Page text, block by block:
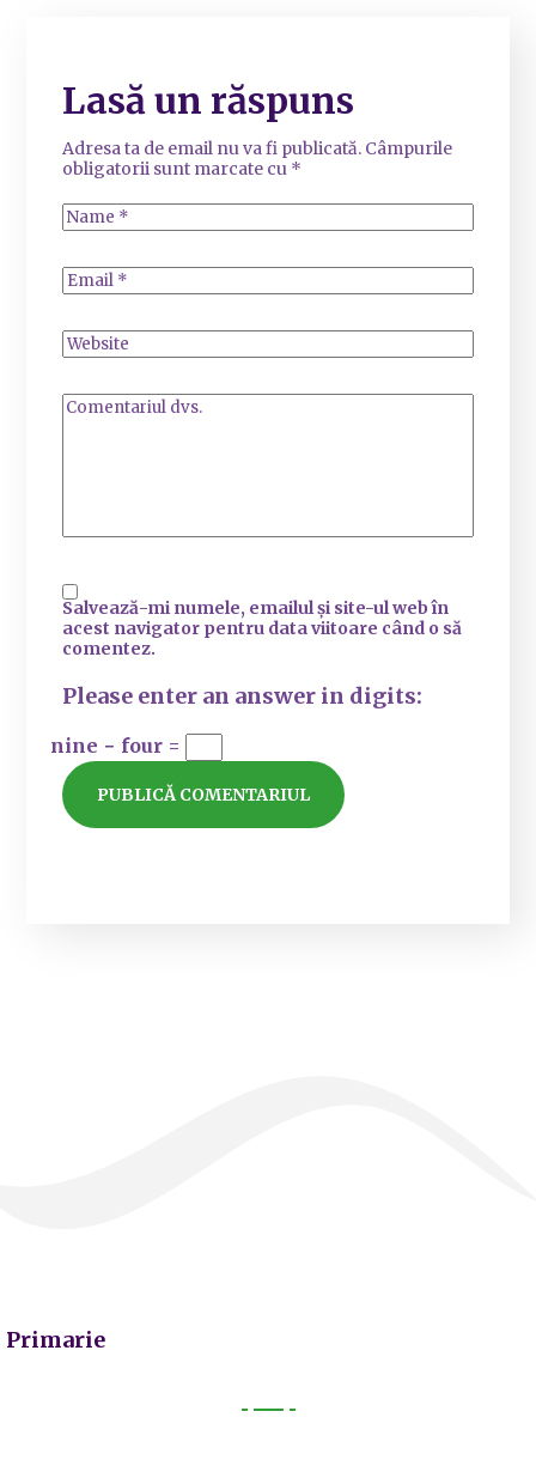
Lasă un răspuns
Adresa ta de email nu va fi publicată. Câmpurile
obligatorii sunt marcate cu *
Salvează-mi numele, emailul și site-ul web în
acest navigator pentru data viitoare când o să
comentez.
Please enter an answer in digits:
nine − four =
Primarie